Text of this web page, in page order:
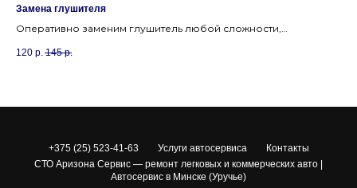
Замена глушителя
Оперативно заменим глушитель любой сложности,
120 р. 145 р.
+375 (25) 523-41-63 Услуги автосервиса
Контакты
СТО Аризона Сервис — ремонт легковых и коммерческих авто |
Автосервис в Минске (Уручье)